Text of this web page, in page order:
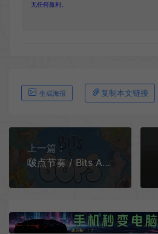
无任何盈利。
生成海报 复制本文链接
上一篇：
啵点节奏 / Bits And Bops 休闲音乐节拍游戏